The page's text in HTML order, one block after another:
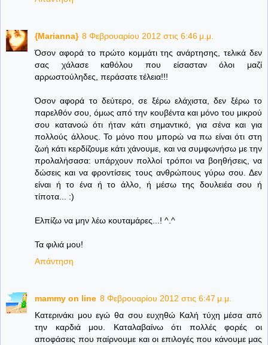
{Marianna} 8 Φεβρουαρίου 2012 στις 6:46 μ.μ.
Όσον αφορά το πρώτο κομμάτι της ανάρτησης, τελικά δεν
σας χάλασε καθόλου που είσασταν όλοι μαζί
αρρωστούληδες, περάσατε τέλεια!!!
Όσον αφορά το δεύτερο, σε ξέρω ελάχιστα, δεν ξέρω το
παρελθόν σου, όμως από την κουβέντα και μόνο του μικρού
σου κατανοώ ότι ήταν κάτι σημαντικό, για σένα και για
πολλούς άλλους. Το μόνο που μπορώ να πω είναι ότι στη
ζωή κάτι κερδίζουμε κάτι χάνουμε, και να συμφωνήσω με την
προλαλήσασα: υπάρχουν πολλοί τρόποι να βοηθήσεις, να
δώσεις και να φροντίσεις τους ανθρώπους γύρω σου. Δεν
είναι ή το ένα ή το άλλο, ή μέσω της δουλειέα σου ή
τίποτα... :)
Ελπίζω να μην λέω κουταμάρες...! ^.^
Τα φιλιά μου!
Απάντηση
mammy on line 8 Φεβρουαρίου 2012 στις 6:47 μ.μ.
Κατερινάκι μου εγώ θα σου ευχηθώ Καλή τύχη μέσα από
την καρδιά μου. Καταλαβαίνω ότι πολλές φορές οι
αποφάσεις που παίρνουμε και οι επιλογές που κάνουμε μας